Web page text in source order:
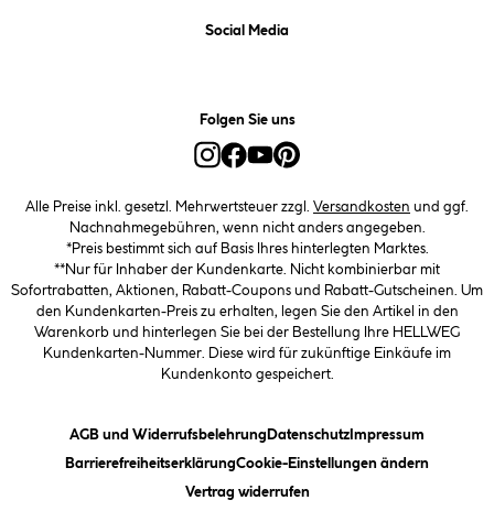
Social Media
Folgen Sie uns
Alle Preise inkl. gesetzl. Mehrwertsteuer zzgl. Versandkosten und ggf.
Nachnahmegebühren, wenn nicht anders angegeben.
*Preis bestimmt sich auf Basis Ihres hinterlegten Marktes.
**Nur für Inhaber der Kundenkarte. Nicht kombinierbar mit
Sofortrabatten, Aktionen, Rabatt-Coupons und Rabatt-Gutscheinen. Um
den Kundenkarten-Preis zu erhalten, legen Sie den Artikel in den
Warenkorb und hinterlegen Sie bei der Bestellung Ihre HELLWEG
Kundenkarten-Nummer. Diese wird für zukünftige Einkäufe im
Kundenkonto gespeichert.
AGB und Widerrufsbelehrung (öffnet ein Dialogfeld)
Datenschutz(öffnet ein Dialogfeld)
Impressum
Barrierefreiheitserklärung(öffnet ein Dialogfeld)
Cookie-Einstellungen ändern(öffnet
Vertrag widerrufen